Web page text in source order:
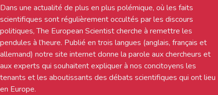
Dans une actualité de plus en plus polémique, où les faits
scientifiques sont régulièrement occultés par les discours
politiques, The European Scientist cherche à remettre les
pendules à l’heure. Publié en trois langues (anglais, français et
allemand) notre site internet donne la parole aux chercheurs et
aux experts qui souhaitent expliquer à nos concitoyens les
tenants et les aboutissants des débats scientifiques qui ont lieu
en Europe.